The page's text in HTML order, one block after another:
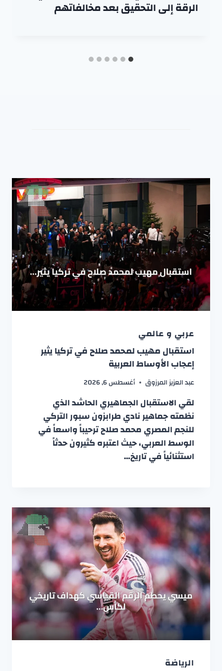
الرقة إلى التحقيق بعد مخالفاتهم
عربي و عالمي
استقبال مهيب لمحمد صلاح في تركيا يثير
إعجاب الأوساط العربية
عبد العزيز المرزوق أغسطس 6, 2026
لقي الاستقبال الجماهيري الحاشد الذي
نظمته جماهير نادي طرابزون سبور التركي
للنجم المصري محمد صلاح ترحيباً واسعاً في
الوسط العربي، حيث اعتبره كثيرون حدثاً
استثنائياً في تاريخ…
الرياضة